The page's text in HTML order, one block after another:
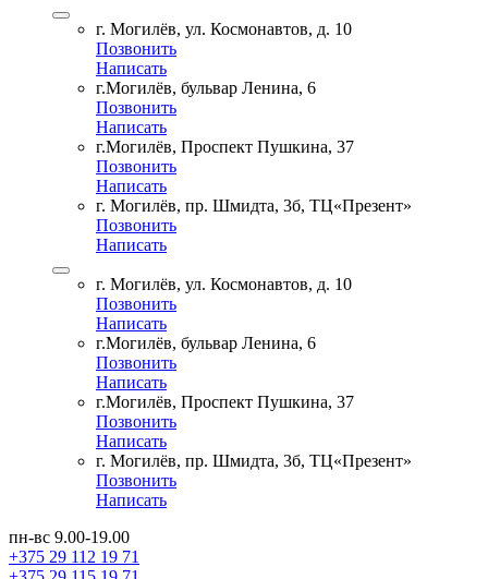
г. Могилёв, ул. Космонавтов, д. 10
Позвонить
Написать
г.Могилёв, бульвар Ленина, 6
Позвонить
Написать
г.Могилёв, Проспект Пушкина, 37
Позвонить
Написать
г. Могилёв, пр. Шмидта, 3б, ТЦ«Презент»
Позвонить
Написать
г. Могилёв, ул. Космонавтов, д. 10
Позвонить
Написать
г.Могилёв, бульвар Ленина, 6
Позвонить
Написать
г.Могилёв, Проспект Пушкина, 37
Позвонить
Написать
г. Могилёв, пр. Шмидта, 3б, ТЦ«Презент»
Позвонить
Написать
пн-вс 9.00-19.00
+375 29 112 19 71